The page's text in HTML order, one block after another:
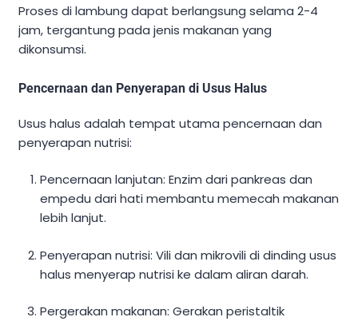
Proses di lambung dapat berlangsung selama 2-4
jam, tergantung pada jenis makanan yang
dikonsumsi.
Pencernaan dan Penyerapan di Usus Halus
Usus halus adalah tempat utama pencernaan dan
penyerapan nutrisi:
Pencernaan lanjutan: Enzim dari pankreas dan
empedu dari hati membantu memecah makanan
lebih lanjut.
Penyerapan nutrisi: Vili dan mikrovili di dinding usus
halus menyerap nutrisi ke dalam aliran darah.
Pergerakan makanan: Gerakan peristaltik